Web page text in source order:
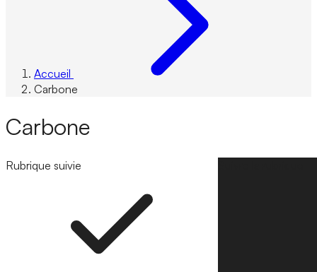
Accueil
Carbone
Carbone
Rubrique suivie